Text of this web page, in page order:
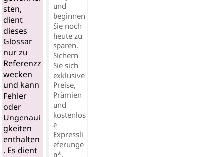
sten,
dient
dieses
Glossar
nur zu
Referenzz
wecken
und kann
Fehler
oder
Ungenaui
gkeiten
enthalten
. Es dient
und
beginnen
Sie noch
heute zu
sparen.
Sichern
Sie sich
exklusive
Preise,
Prämien
und
kostenlos
e
Expressli
eferunge
n*.